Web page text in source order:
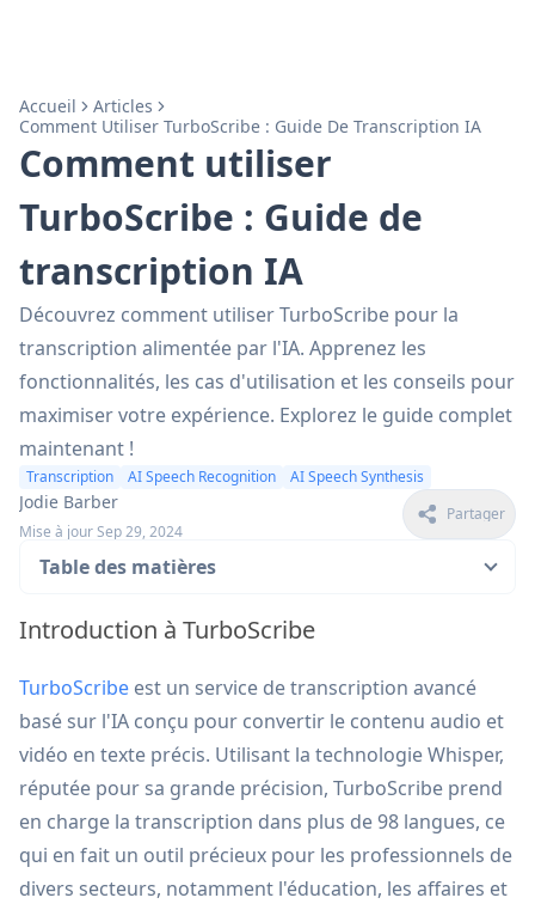
Accueil
Articles
Comment Utiliser TurboScribe : Guide De Transcription IA
Comment utiliser
TurboScribe : Guide de
transcription IA
Découvrez comment utiliser TurboScribe pour la
transcription alimentée par l'IA. Apprenez les
fonctionnalités, les cas d'utilisation et les conseils pour
maximiser votre expérience. Explorez le guide complet
maintenant !
Transcription AI Speech Recognition AI Speech Synthesis
Jodie Barber
Mise à jour Sep 29, 2024
Partager
Table des matières
Introduction à TurboScribe
TurboScribe est un service de transcription avancé
basé sur l'IA conçu pour convertir le contenu audio et
vidéo en texte précis. Utilisant la technologie Whisper,
réputée pour sa grande précision, TurboScribe prend
en charge la transcription dans plus de 98 langues, ce
qui en fait un outil précieux pour les professionnels de
divers secteurs, notamment l'éducation, les affaires et